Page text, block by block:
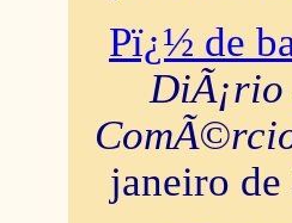
Pï¿½ de
DiÃ¡rio
janeiro de